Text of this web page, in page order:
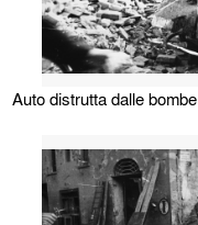
Auto distrutta dalle bombe